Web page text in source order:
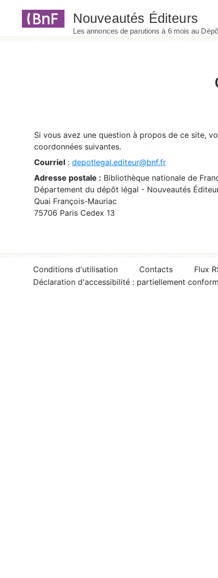
Si vous avez une question à propos de ce site,
coordonnées suivantes.
Courriel : depotlegal.editeur@bnf.fr
Adresse postale : Bibliothèque nationale de
Département du dépôt légal - Nouveautés
Quai François-Mauriac
75706 Paris Cedex 13
Conditions d'utilisation Contacts
Flux
Déclaration d'accessibilité : partiellement